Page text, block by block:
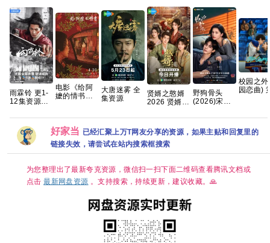
雨霖铃 更1-
12集资源
电影《给阿
嬷的情书》
度网盘资源
大唐迷雾 全
集资源
贤婿之憨婿
2026 贤婿2
情 潘毅鸿 朱
容君 范梦 徐
紫茵 已更最
新 夸克
野狗骨头
(2026)宋威
靖康 何瑞贤
练练 何明翰
周铁2026/剧
资源更新中
校园之
园恋曲)
好家当 已经汇聚上万T网友分享的资源，如果主贴和回复里的
链接失效，请尝试在站内搜索框搜索
为您整理出了最新夸克资源，微信扫一扫下面二维码查看腾讯文档或
点击最新网盘资源 。支持搜索，持续更新，建议收藏。🙏